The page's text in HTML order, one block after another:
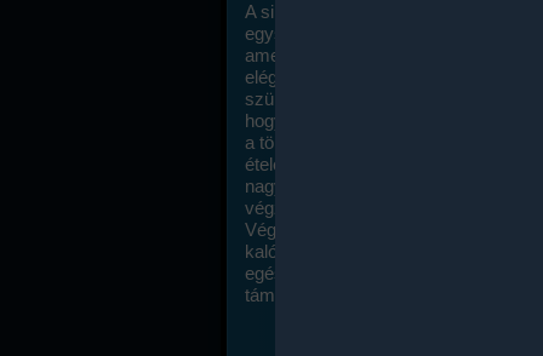
A sikeres fogyás titka valójában igen
egyszerű: égess több energiát, mint
amennyit beviszel. Természetesen
elég nagy fegyelemre és akaraterőre
szükség, de meglepődve fogod
hogy a kalóriaszámolás mennyire
a többi diétához képest. Itt nincsenek
ételek és a megengedett kalóriabevitelt
nagymértékben növelheted ha
végzel.
Végül, de nem utolsó sorban, a
kalóriaszámolás módszerét a legtöbb
egészségügyi szakorvos ajánlja és
támogatja.